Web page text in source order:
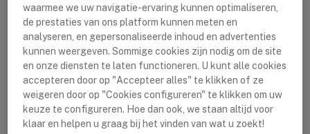
waarmee we uw navigatie-ervaring kunnen optimaliseren,
de prestaties van ons platform kunnen meten en
analyseren, en gepersonaliseerde inhoud en advertenties
kunnen weergeven. Sommige cookies zijn nodig om de site
en onze diensten te laten functioneren. U kunt alle cookies
accepteren door op "Accepteer alles" te klikken of ze
weigeren door op "Cookies configureren" te klikken om uw
keuze te configureren. Hoe dan ook, we staan altijd voor
klaar en helpen u graag bij het vinden van wat u zoekt!